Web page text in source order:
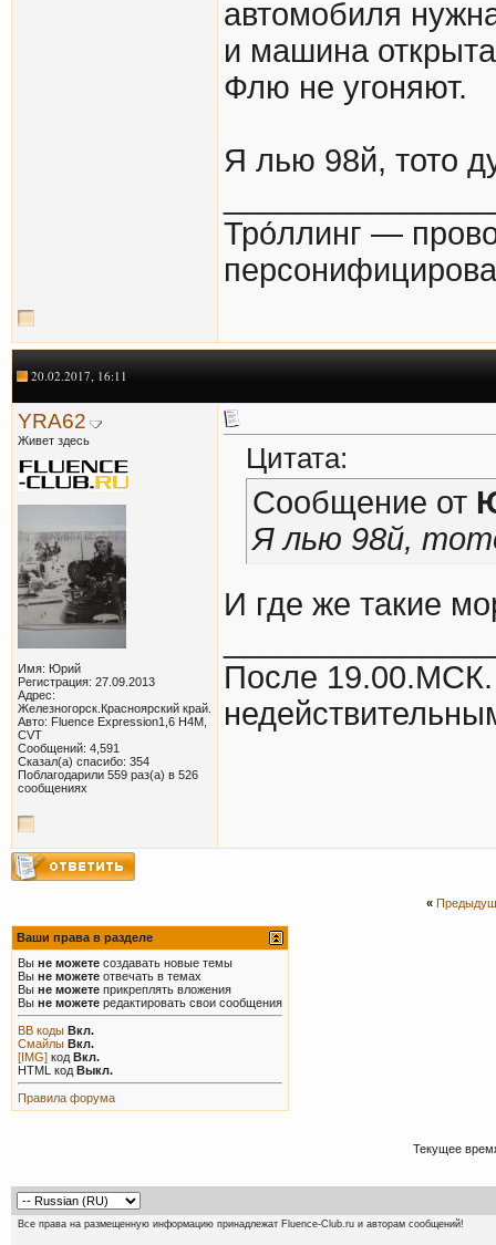
автомобиля
и машина
Флю не угоняют.
Я лью 98й, тото
Тро́ллинг —
20.02.2017, 16:11
YRA62
Живет здесь
Имя: Юрий
Регистрация: 27.09.2013
Адрес:
Железногорск.Красноярский край.
Авто: Fluence Expression1,6 Н4М,
CVT
Сообщений: 4,591
Сказал(а) спасибо: 354
Поблагодарили 559 раз(а) в 526
сообщениях
Цитата:
Сообщение от
Я лью 98й,
И где же такие
После 19.00.МСК.
«
Ваши права в разделе
Вы не можете создавать новые темы
Вы не можете отвечать в темах
Вы не можете прикреплять вложения
Вы не можете редактировать свои сообщения
BB коды Вкл.
Смайлы Вкл.
[IMG] код Вкл.
HTML код Выкл.
Правила форума
Текущее
Все права на размещенную информацию принадлежат Fluence-Club.ru и авторам сообщений!